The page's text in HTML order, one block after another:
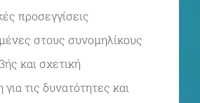
προσεγγίσεις
στους συνομηλίκους
και σχετική
τις δυνατότητες και